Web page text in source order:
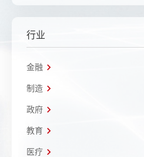
行业
金融
制造
政府
教育
医疗